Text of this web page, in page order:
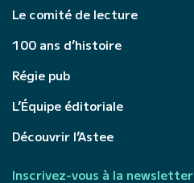
Le comité de lecture
100 ans d’histoire
Régie pub
L’Équipe éditoriale
Découvrir l’Astee
Inscrivez-vous à la newsletter